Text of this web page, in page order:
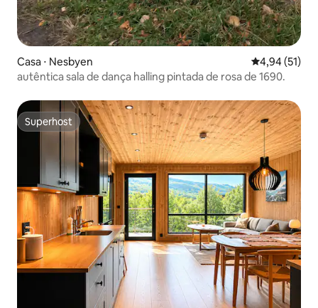
Casa ⋅ Nesbyen 4,94 de uma
4,94 (51)
autêntica sala de dança halling pintada de rosa de 1690.
Superhost
Superhost